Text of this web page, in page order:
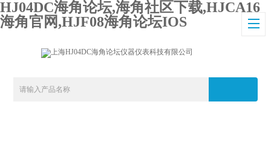
HJ04DC海角论坛,海角社区下载,HJCA16
海角官网,HJF08海角论坛IOS